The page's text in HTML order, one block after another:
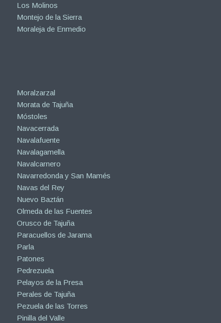
Los Molinos
Montejo de la Sierra
Moraleja de Enmedio
Moralzarzal
Morata de Tajuña
Móstoles
Navacerrada
Navalafuente
Navalagamella
Navalcarnero
Navarredonda y San Mamés
Navas del Rey
Nuevo Baztán
Olmeda de las Fuentes
Orusco de Tajuña
Paracuellos de Jarama
Parla
Patones
Pedrezuela
Pelayos de la Presa
Perales de Tajuña
Pezuela de las Torres
Pinilla del Valle